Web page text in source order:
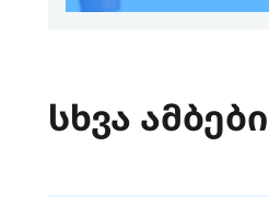
სხვა ამბები